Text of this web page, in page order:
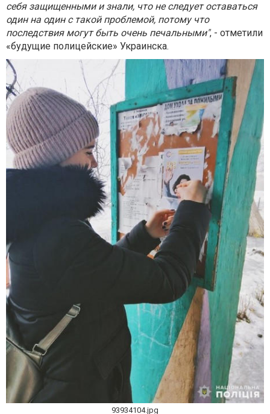
себя защищенными и знали, что не следует оставаться
один на один с такой проблемой, потому что
последствия могут быть очень печальными", - отметили
«будущие полицейские» Украинска.
93934104.jpg